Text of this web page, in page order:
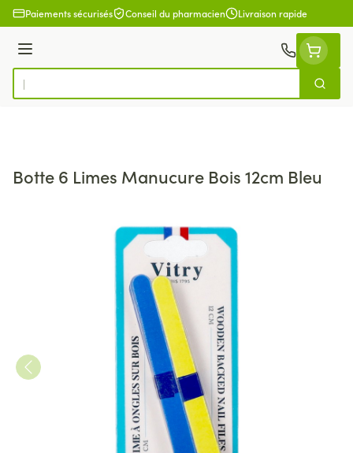
Aller au contenu
Paiements sécurisés Conseil du pharmacien Livraison rapide
Menu
Rechercher
Botte 6 Limes Manucure Bois 12cm Bleu